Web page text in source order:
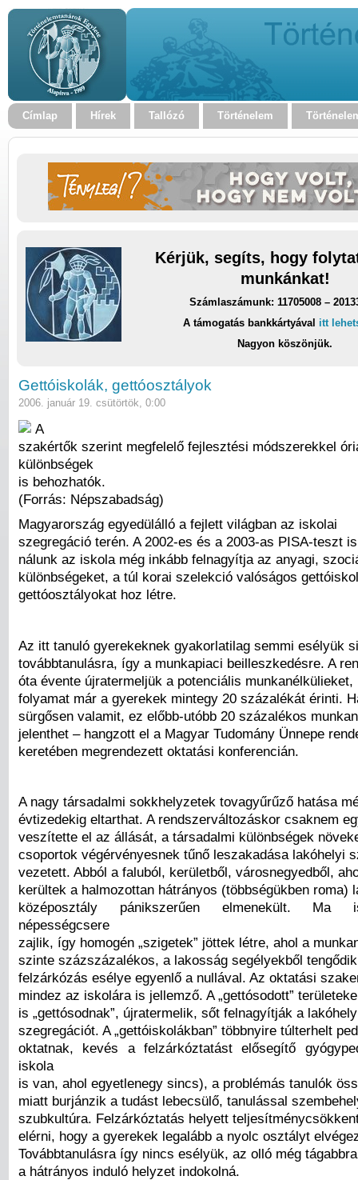
Címlap Hírek Tallózó Történelem
Kérjük, segíts, hogy
munkánkat!
Számlaszámunk: 11705008 –
A támogatás bankkártyával itt
Nagyon köszönjük.
Gettóiskolák, gettóosztályok
2006. január 19. csütörtök, 0:00
A
szakértők szerint megfelelő fejlesztési módszerekkel
különbségek
is behozhatók.
(Forrás: Népszabadság)
Magyarország egyedülálló a fejlett világban az iskolai
szegregáció terén. A 2002-es és a 2003-as PISA-teszt
nálunk az iskola még inkább felnagyítja az anyagi,
különbségeket, a túl korai szelekció valóságos
gettóosztályokat hoz létre.
Az itt tanuló gyerekeknek gyakorlatilag semmi esélyük
továbbtanulásra, így a munkapiaci beilleszkedésre. A
óta évente újratermeljük a potenciális munkanélkülieket,
folyamat már a gyerekek mintegy 20 százalékát érinti.
sürgősen valamit, ez előbb-utóbb 20 százalékos
jelenthet – hangzott el a Magyar Tudomány Ünnepe
keretében megrendezett oktatási konferencián.
A nagy társadalmi sokkhelyzetek tovagyűrűző hatása
évtizedekig eltarthat. A rendszerváltozáskor csaknem
veszítette el az állását, a társadalmi különbségek
csoportok végérvényesnek tűnő leszakadása lakóhelyi
vezetett. Abból a faluból, kerületből, városnegyedből,
kerültek a halmozottan hátrányos (többségükben roma)
középosztály pánikszerűen elmenekült. Ma
népességcsere
zajlik, így homogén „szigetek” jöttek létre, ahol a
szinte százszázalékos, a lakosság segélyekből
felzárkózás esélye egyenlő a nullával. Az oktatási
mindez az iskolára is jellemző. A „gettósodott”
is „gettósodnak”, újratermelik, sőt felnagyítják a
szegregációt. A „gettóiskolákban” többnyire túlterhelt
oktatnak, kevés a felzárkóztatást elősegítő
iskola
is van, ahol egyetlenegy sincs), a problémás tanulók
miatt burjánzik a tudást lebecsülő, tanulással
szubkultúra. Felzárkóztatás helyett
elérni, hogy a gyerekek legalább a nyolc osztályt
Továbbtanulásra így nincs esélyük, az olló még
a hátrányos induló helyzet indokolná.